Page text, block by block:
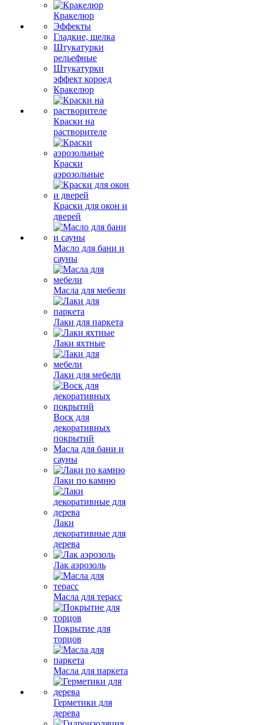
Кракелюр
Эффекты
Гладкие, шелка
Штукатурки
рельефные
Штукатурки
эффект короед
Кракелюр
Краски на
растворителе
Краски
аэрозольные
Краски для окон и
дверей
Масло для бани и
сауны
Масла для мебели
Лаки для паркета
Лаки яхтные
Лаки для мебели
Воск для
декоративных
покрытий
Масла для бани и
сауны
Лаки по камню
Лаки
декоративные для
дерева
Лак аэрозоль
Масла для терасс
Покрытие для
торцов
Масла для паркета
Герметики для
дерева